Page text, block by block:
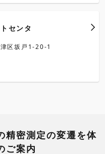
センタ
区坂戸1-20-1
精密測定の変遷を体
ご案内